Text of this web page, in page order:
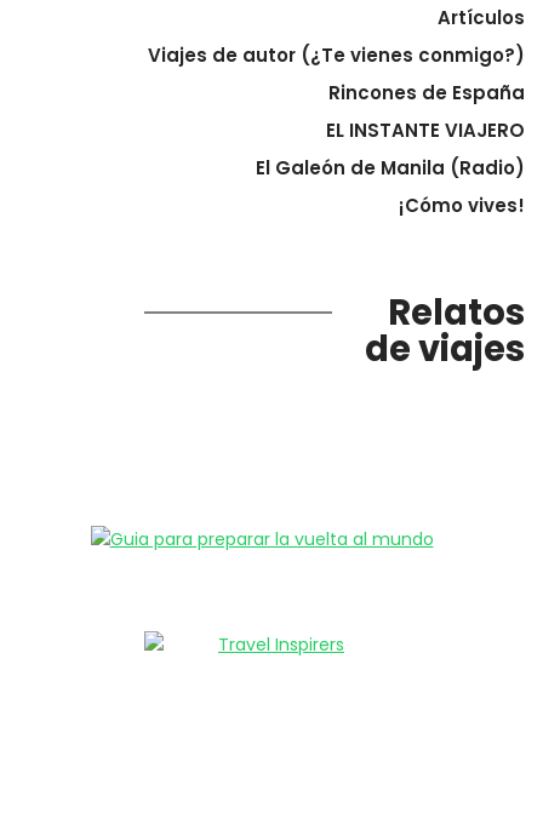
Artículos
Viajes de autor (¿Te vienes conmigo?)
Rincones de España
EL INSTANTE VIAJERO
El Galeón de Manila (Radio)
¡Cómo vives!
Relatos
de viajes